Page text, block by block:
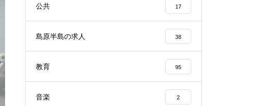
バレンタイン2023＠エスポワー
バレンタイン2023 @CAKEHOU
公共 17
島原半島の求人 38
教育 95
音楽 2